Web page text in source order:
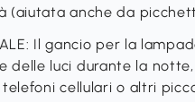
(aiutata anche da
Il gancio per la
delle luci durante la
cellulari o altri